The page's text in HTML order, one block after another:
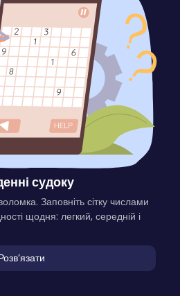
судоку
Заповніть сітку числами
щодня: легкий, середній і